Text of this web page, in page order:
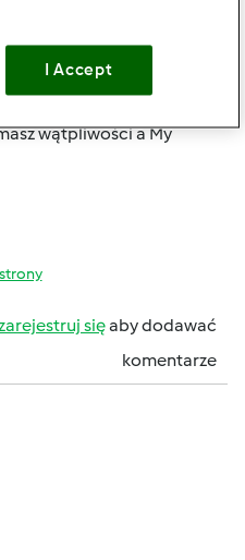
wątpliwości a My
sięaby dodawać
komentarze
I Accept